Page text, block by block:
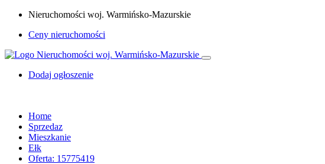
Nieruchomości woj. Warmińsko-Mazurskie
Ceny nieruchomości
Dodaj ogłoszenie
Home
Sprzedaz
Mieszkanie
Ełk
Oferta: 15775419